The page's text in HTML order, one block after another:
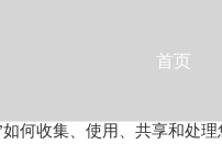
首页
何收集、使用、共享和处